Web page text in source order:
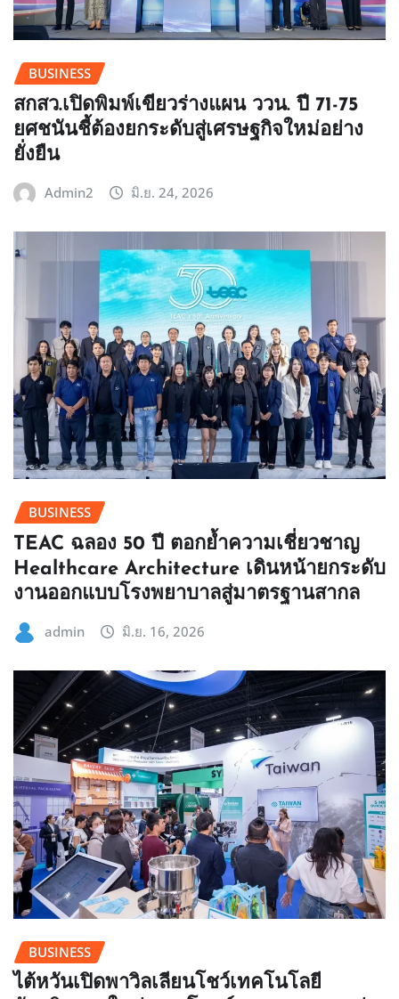
BUSINESS
สกสว.เปิดพิมพ์เขียวร่างแผน ววน. ปี 71-75
ยศชนันชี้ต้องยกระดับสู่เศรษฐกิจใหม่อย่าง
ยั่งยืน
Admin2 มิ.ย. 24, 2026
BUSINESS
TEAC ฉลอง 50 ปี ตอกย้ำความเชี่ยวชาญ
Healthcare Architecture เดินหน้ายกระดับ
งานออกแบบโรงพยาบาลสู่มาตรฐานสากล
admin มิ.ย. 16, 2026
BUSINESS
ไต้หวันเปิดพาวิลเลียนโชว์เทคโนโลยี